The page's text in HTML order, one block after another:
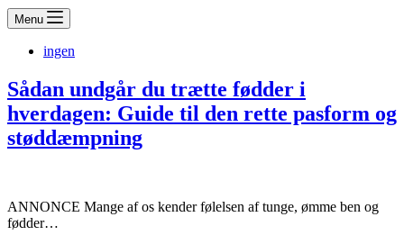
Menu
ingen
Sådan undgår du trætte fødder i
hverdagen: Guide til den rette pasform og
støddæmpning
ANNONCE Mange af os kender følelsen af tunge, ømme ben og
fødder…